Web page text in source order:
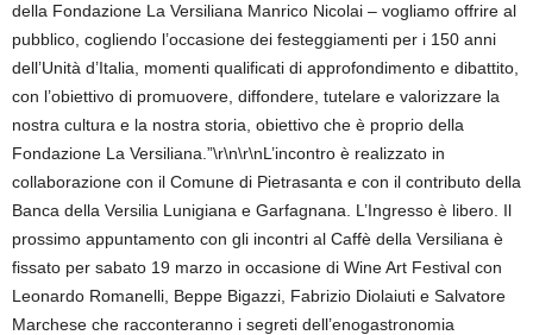
della Fondazione La Versiliana Manrico Nicolai – vogliamo offrire al
pubblico, cogliendo l’occasione dei festeggiamenti per i 150 anni
dell’Unità d’Italia, momenti qualificati di approfondimento e dibattito,
con l’obiettivo di promuovere, diffondere, tutelare e valorizzare la
nostra cultura e la nostra storia, obiettivo che è proprio della
Fondazione La Versiliana.”\r\n\r\nL’incontro è realizzato in
collaborazione con il Comune di Pietrasanta e con il contributo della
Banca della Versilia Lunigiana e Garfagnana. L’Ingresso è libero. Il
prossimo appuntamento con gli incontri al Caffè della Versiliana è
fissato per sabato 19 marzo in occasione di Wine Art Festival con
Leonardo Romanelli, Beppe Bigazzi, Fabrizio Diolaiuti e Salvatore
Marchese che racconteranno i segreti dell’enogastronomia